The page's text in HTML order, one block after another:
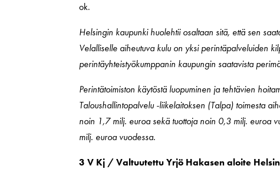
ok.
Helsingin kaupunki huolehtii osaltaan sitä, että sen
Velalliselle aiheutuva kulu on yksi perintäpalveluiden
perintäyhteistyökumppanin kaupungin saatavista
Perintätoimiston käytöstä luopuminen ja tehtävien
Taloushallintopalvelu -liikelaitoksen (Talpa) toimesta
noin 1,7 milj. euroa sekä tuottoja noin 0,3 milj. euroa
milj. euroa vuodessa.
3 V Kj / Valtuutettu Yrjö Hakasen aloite